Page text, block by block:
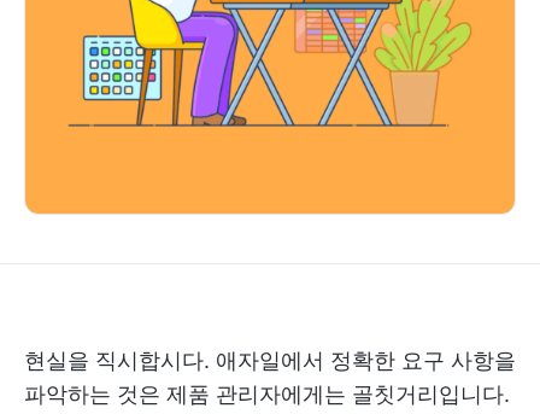
현실을 직시합시다. 애자일에서 정확한 요구 사항을
파악하는 것은 제품 관리자에게는 골칫거리입니다.